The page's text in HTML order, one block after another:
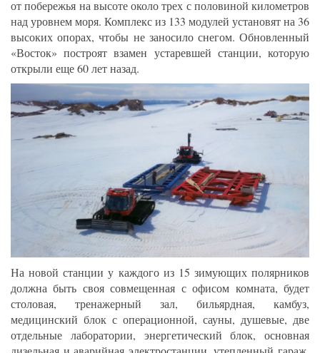
от побережья на высоте около трех с половиной километров
над уровнем моря. Комплекс из 133 модулей установят на 36
высоких опорах, чтобы не заносило снегом. Обновленный
«Восток» построят взамен устаревшей станции, которую
открыли еще 60 лет назад.
На новой станции у каждого из 15 зимующих полярников
должна быть своя совмещенная с офисом комната, будет
столовая, тренажерный зал, бильярдная, камбуз,
медицинский блок с операционной, сауны, душевые, две
отдельные лаборатории, энергетический блок, основная